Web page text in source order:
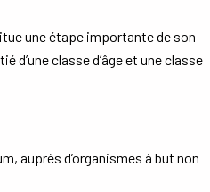
une étape importante de son
d’une classe d’âge et une classe
auprès d’organismes à but non